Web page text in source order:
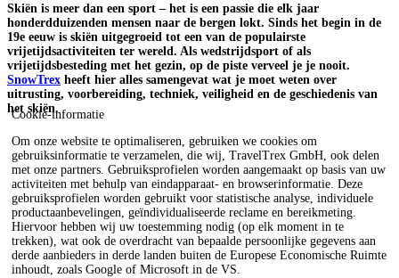
Cookie-informatie
Om onze website te optimaliseren, gebruiken we cookies om
gebruiksinformatie te verzamelen, die wij, TravelTrex GmbH, ook delen
met onze partners. Gebruiksprofielen worden aangemaakt op basis van uw
activiteiten met behulp van eindapparaat- en browserinformatie. Deze
gebruiksprofielen worden gebruikt voor statistische analyse, individuele
productaanbevelingen, geïndividualiseerde reclame en bereikmeting.
Hiervoor hebben wij uw toestemming nodig (op elk moment in te
trekken), wat ook de overdracht van bepaalde persoonlijke gegevens aan
derde aanbieders in derde landen buiten de Europese Economische Ruimte
inhoudt, zoals Google of Microsoft in de VS.
Skiën is meer dan een sport – het is een passie die elk jaar
honderdduizenden mensen naar de bergen lokt. Sinds het begin in de
19e eeuw is skiën uitgegroeid tot een van de populairste
vrijetijdsactiviteiten ter wereld. Als wedstrijdsport of als
vrijetijdsbesteding met het gezin, op de piste verveel je je nooit.
SnowTrex heeft hier alles samengevat wat je moet weten over
uitrusting, voorbereiding, techniek, veiligheid en de geschiedenis van
het skiën.